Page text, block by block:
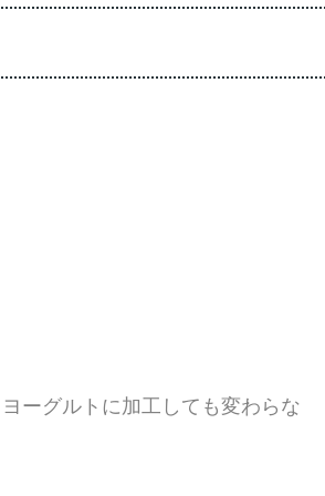
ーグルトに加工しても変わらな